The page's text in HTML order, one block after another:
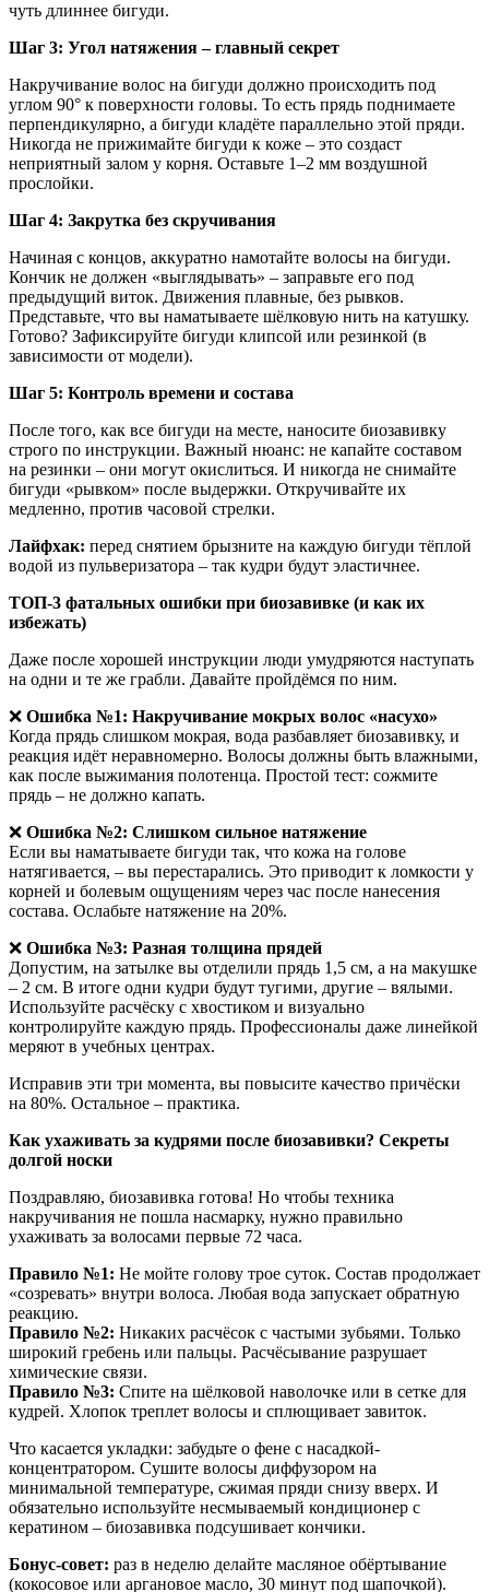
чуть длиннее бигуди.
Шаг 3: Угол натяжения – главный секрет
Накручивание волос на бигуди должно происходить под
углом 90° к поверхности головы. То есть прядь поднимаете
перпендикулярно, а бигуди кладёте параллельно этой пряди.
Никогда не прижимайте бигуди к коже – это создаст
неприятный залом у корня. Оставьте 1–2 мм воздушной
прослойки.
Шаг 4: Закрутка без скручивания
Начиная с концов, аккуратно намотайте волосы на бигуди.
Кончик не должен «выглядывать» – заправьте его под
предыдущий виток. Движения плавные, без рывков.
Представьте, что вы наматываете шёлковую нить на катушку.
Готово? Зафиксируйте бигуди клипсой или резинкой (в
зависимости от модели).
Шаг 5: Контроль времени и состава
После того, как все бигуди на месте, наносите биозавивку
строго по инструкции. Важный нюанс: не капайте составом
на резинки – они могут окислиться. И никогда не снимайте
бигуди «рывком» после выдержки. Откручивайте их
медленно, против часовой стрелки.
Лайфхак: перед снятием брызните на каждую бигуди тёплой
водой из пульверизатора – так кудри будут эластичнее.
ТОП-3 фатальных ошибки при биозавивке (и как их
избежать)
Даже после хорошей инструкции люди умудряются наступать
на одни и те же грабли. Давайте пройдёмся по ним.
❌ Ошибка №1: Накручивание мокрых волос «насухо»
Когда прядь слишком мокрая, вода разбавляет биозавивку, и
реакция идёт неравномерно. Волосы должны быть влажными,
как после выжимания полотенца. Простой тест: сожмите
прядь – не должно капать.
❌ Ошибка №2: Слишком сильное натяжение
Если вы наматываете бигуди так, что кожа на голове
натягивается, – вы перестарались. Это приводит к ломкости у
корней и болевым ощущениям через час после нанесения
состава. Ослабьте натяжение на 20%.
❌ Ошибка №3: Разная толщина прядей
Допустим, на затылке вы отделили прядь 1,5 см, а на макушке
– 2 см. В итоге одни кудри будут тугими, другие – вялыми.
Используйте расчёску с хвостиком и визуально
контролируйте каждую прядь. Профессионалы даже линейкой
меряют в учебных центрах.
Исправив эти три момента, вы повысите качество причёски
на 80%. Остальное – практика.
Как ухаживать за кудрями после биозавивки? Секреты
долгой носки
Поздравляю, биозавивка готова! Но чтобы техника
накручивания не пошла насмарку, нужно правильно
ухаживать за волосами первые 72 часа.
Правило №1: Не мойте голову трое суток. Состав продолжает
«созревать» внутри волоса. Любая вода запускает обратную
реакцию.
Правило №2: Никаких расчёсок с частыми зубьями. Только
широкий гребень или пальцы. Расчёсывание разрушает
химические связи.
Правило №3: Спите на шёлковой наволочке или в сетке для
кудрей. Хлопок треплет волосы и сплющивает завиток.
Что касается укладки: забудьте о фене с насадкой-
концентратором. Сушите волосы диффузором на
минимальной температуре, сжимая пряди снизу вверх. И
обязательно используйте несмываемый кондиционер с
кератином – биозавивка подсушивает кончики.
Бонус-совет: раз в неделю делайте масляное обёртывание
(кокосовое или аргановое масло, 30 минут под шапочкой).